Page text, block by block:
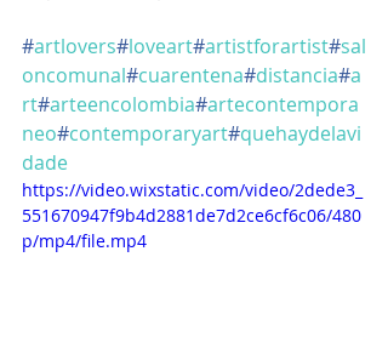
#artlovers#loveart#artistforartist#sal
oncomunal#cuarentena#distancia#a
rt#arteencolombia#artecontempora
neo#contemporaryart#quehaydelavi
dade
https://video.wixstatic.com/video/2dede3_
551670947f9b4d2881de7d2ce6cf6c06/480
p/mp4/file.mp4